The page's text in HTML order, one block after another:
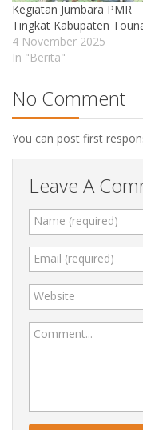
Kegiatan Jumbara PMR
Tingkat Kabupaten
4 November 2025
In "Berita"
No Comment
You can post first
Leave A
Name (required)
Email (required)
Website
Comment...